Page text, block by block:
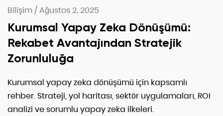
Bilişim/Ağustos 2, 2025
Kurumsal Yapay Zeka Dönüşümü:
Rekabet Avantajından Stratejik
Zorunluluğa
Kurumsal yapay zeka dönüşümü için kapsamlı
rehber. Strateji, yol haritası, sektör uygulamaları, ROI
analizi ve sorumlu yapay zeka ilkeleri.